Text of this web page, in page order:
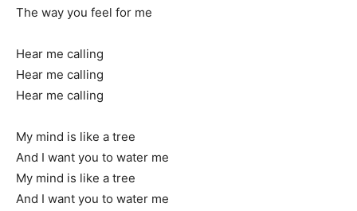
The way you feel for me
Hear me calling
Hear me calling
Hear me calling
My mind is like a tree
And I want you to water me
My mind is like a tree
And I want you to water me